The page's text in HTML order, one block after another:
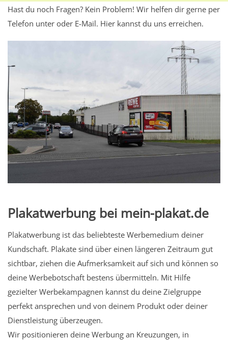
Hast du noch Fragen? Kein Problem! Wir helfen dir gerne per
Telefon unter oder E-Mail. Hier kannst du uns erreichen.
Plakatwerbung bei mein-plakat.de
Plakatwerbung ist das beliebteste Werbemedium deiner
Kundschaft. Plakate sind über einen längeren Zeitraum gut
sichtbar, ziehen die Aufmerksamkeit auf sich und können so
deine Werbebotschaft bestens übermitteln. Mit Hilfe
gezielter Werbekampagnen kannst du deine Zielgruppe
perfekt ansprechen und von deinem Produkt oder deiner
Dienstleistung überzeugen.
Wir positionieren deine Werbung an Kreuzungen, in